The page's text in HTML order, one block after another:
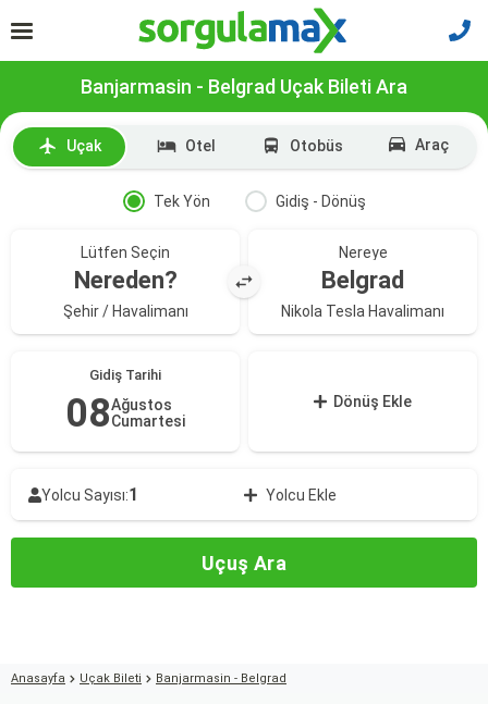
Banjarmasin - Belgrad Uçak Bileti Ara
Uçak Otel Otobüs Araç
Tek Yön Gidiş - Dönüş
Lütfen Seçin
Nereden?
Şehir / Havalimanı
Nereye
Belgrad
Nikola Tesla Havalimanı
Gidiş Tarihi
08Ağustos
Cumartesi
Dönüş Ekle
Yolcu Sayısı:1 Yolcu Ekle
Uçuş Ara
Anasayfa Uçak Bileti Banjarmasin - Belgrad